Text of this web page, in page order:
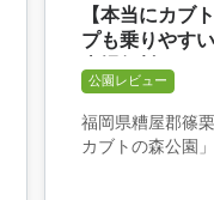
【本当にカブ
プも乗りやす
車場無料]
公園レビュー
福岡県糟屋郡篠
カブトの森公園